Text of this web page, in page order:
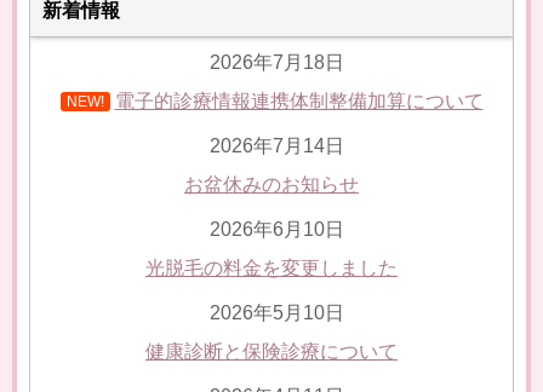
新着情報
2026年7月18日
NEW! 電子的診療情報連携体制整備加算について
2026年7月14日
お盆休みのお知らせ
2026年6月10日
光脱毛の料金を変更しました
2026年5月10日
健康診断と保険診療について